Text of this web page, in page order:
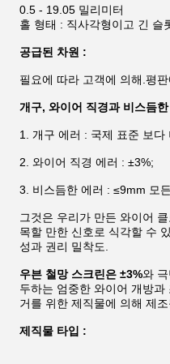
0.5 - 19.05 밀리미터
홀 형태 : 직사각형이고 긴 슬
공급된 차원 :
필요에 따라 고객에 의해.평
개구, 와이어 직경과 비스듬
1. 개구 에러 : 국제 표준 보다
2. 와이어 직경 에러 : ±3%;
3. 비스듬한 에러 : ≤9mm 모
그것은 우리가 만든 와이어
목할 만한 신호로 식각할 수
성과 권리 밀착도.
우븐 철망 스크린은 ±3%와
두하는 엄중한 와이어 개방
거를 위한 제직물에 의해 제조
제직물 타입 :